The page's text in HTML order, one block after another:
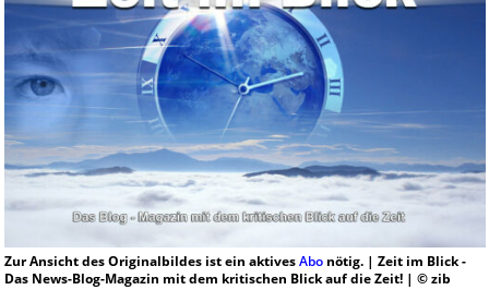
Zur Ansicht des Originalbildes ist ein aktivesAbonötig. | Zeit im Blick -
Das News-Blog-Magazin mit dem kritischen Blick auf die Zeit! | © zib